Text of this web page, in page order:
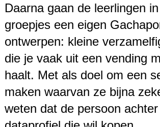
Daarna gaan de leerlingen in
groepjes een eigen
ontwerpen: kleine
die je vaak uit een vending
haalt. Met als doel om een
maken waarvan ze bijna
weten dat de persoon